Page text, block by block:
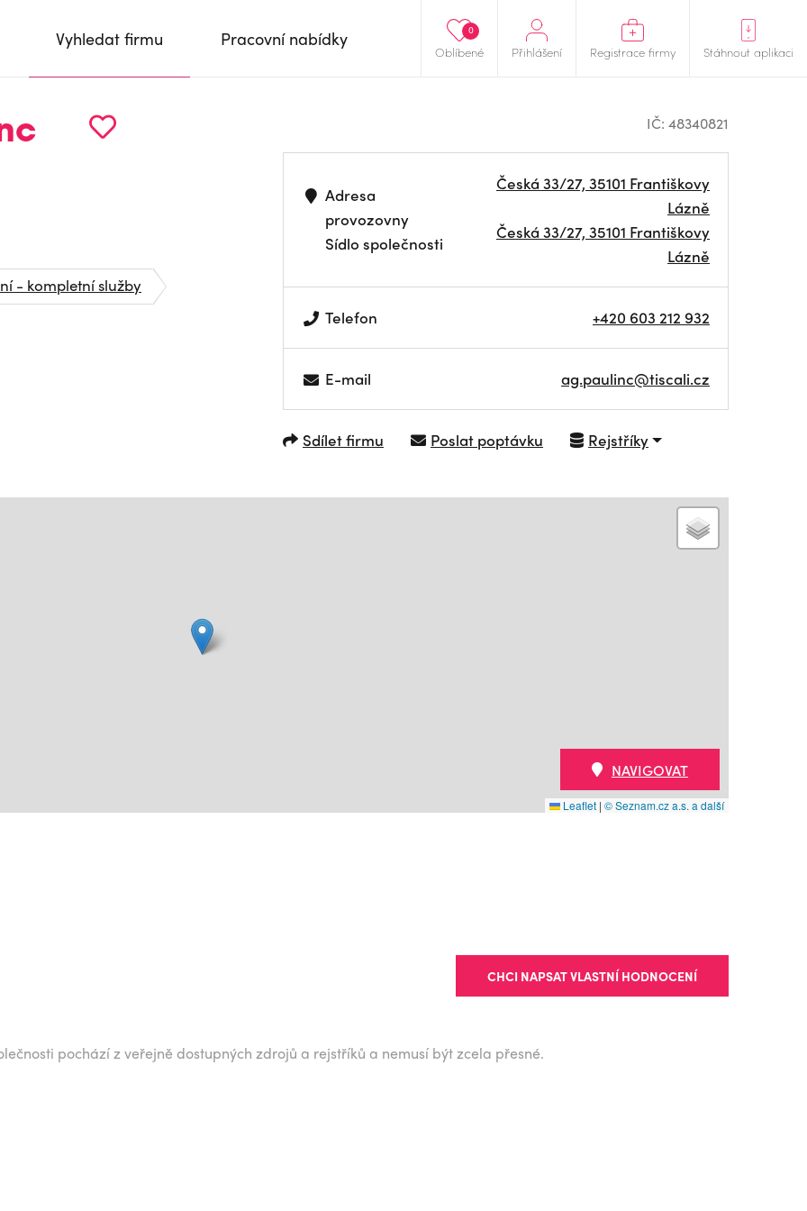
Oblíbené
0
Přihlášení Registrace firmy Stáhnout aplikaci
Vyhledat firmu Pracovní nabídky
- kompletní služby
IČ: 48340821
Adresa
provozovny
Sídlo společnosti
Česká 33/27, 35101 Františkovy
Lázně
Česká 33/27, 35101 Františkovy
Lázně
Telefon +420 603 212 932
E-mail ag.paulinc@tiscali.cz
Sdílet firmu Poslat poptávku Rejstříky
Leaflet | © Seznam.cz a.s. a další
NAVIGOVAT
CHCI NAPSAT VLASTNÍ HODNOCENÍ
pochází z veřejně dostupných zdrojů a rejstříků a nemusí být zcela přesné.